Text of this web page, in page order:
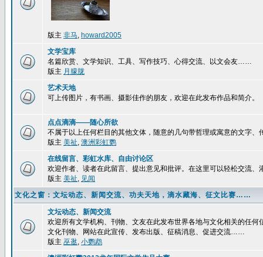
版主 非马, howard2005
文学宝库
名篇欣赏、文学知识、工具、写作技巧、心得交流、以文会友……
版主 月朦胧
艺术天地
可上传图片，有书画、摄影佳作的朋友，欢迎在此发布作品和简介。
点点滴滴——随心所欲
不属于以上任何栏目的其他文体，随意的几句带哲理或寓意的文字
版主 美祉, 澳洲彩虹鹦
在线留言、彩虹水库、自由讨论区
欢迎作者、读者在此留言、提出意见和批评。在这里可以轻松交流
版主 美祉, 见闻
文化之窗：文坛动态、新闻交流、功夫天地，滴水藏海、征文比赛……
文坛动态、新闻交流
欢迎所有文学机构、刊物、文友在此发布世界各地与文化相关的任
文化刊物、网站在此宣传、发布出版、征稿消息、促进交流……
版主 巫逖, 小鹦鹉